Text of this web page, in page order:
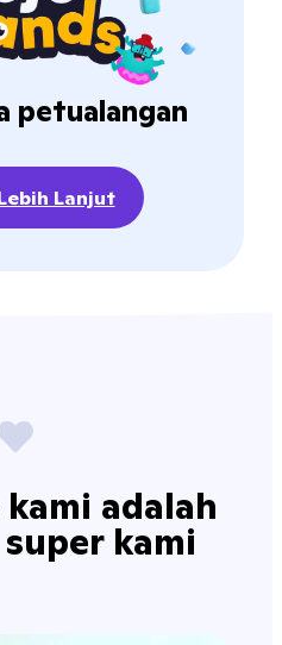
petualangan
Lanjut
adalah
kami